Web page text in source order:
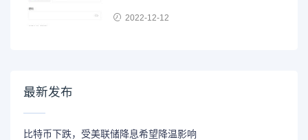
2022-12-12
最新发布
比特币下跌，受美联储降息希望降温影响